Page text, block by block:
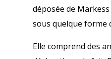
déposée de
sous quelque forme
Elle comprend des